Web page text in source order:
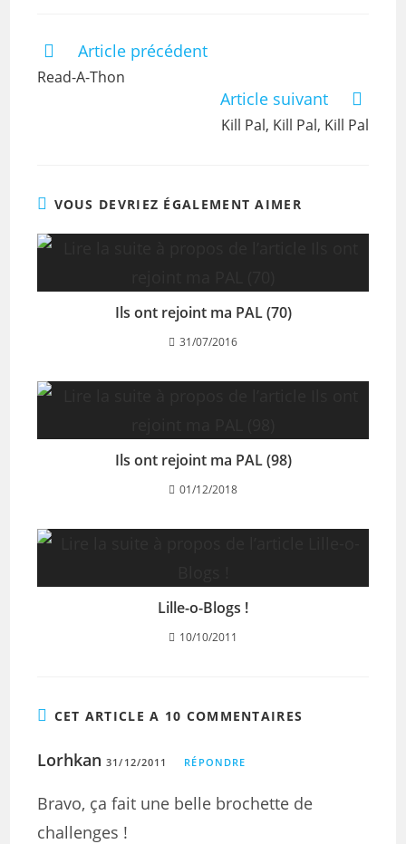
Article précédent
Read-A-Thon
Article suivant
Kill Pal, Kill Pal, Kill Pal
VOUS DEVRIEZ ÉGALEMENT AIMER
Ils ont rejoint ma PAL (70)
31/07/2016
Ils ont rejoint ma PAL (98)
01/12/2018
Lille-o-Blogs !
10/10/2011
CET ARTICLE A 10 COMMENTAIRES
Lorhkan 31/12/2011 RÉPONDRE
Bravo, ça fait une belle brochette de
challenges !